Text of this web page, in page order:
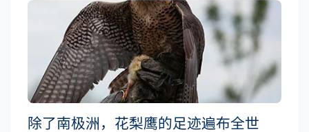
除了南极洲，花梨鹰的足迹遍布全世